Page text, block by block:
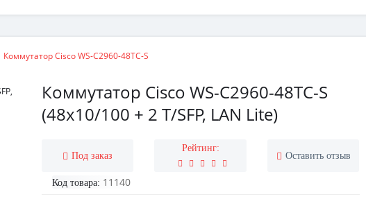
Коммутатор Cisco WS-C2960-48TC-S
Коммутатор Cisco WS-C2960-48TC-S
(48x10/100 + 2 T/SFP, LAN Lite)
Под заказ
Рейтинг:
Оставить отзыв
Код товара: 11140